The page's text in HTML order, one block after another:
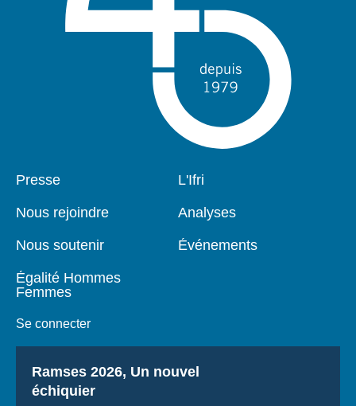
Pied
Presse
Nous rejoindre
Nous soutenir
Égalité Hommes
Femmes
Se connecter
Navigation
L'Ifri
Analyses
Événements
Titre
Ramses 2026, Un nouvel
échiquier